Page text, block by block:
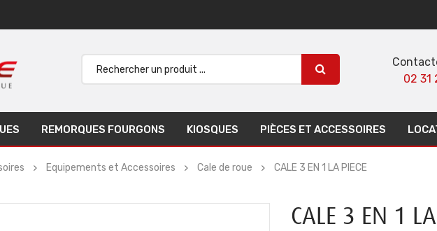
02 31
REMORQUES FOURGONS KIOSQUES PIÈCES ET ACCESSOIRES
Equipements et Accessoires Cale de roue CALE 3 EN 1 LA PIECE
CALE 3 EN 1